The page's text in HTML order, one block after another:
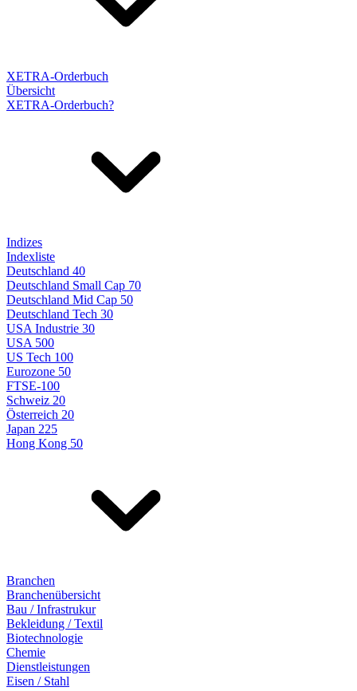
XETRA-Orderbuch
Übersicht
XETRA-Orderbuch?
Indizes
Indexliste
Deutschland 40
Deutschland Small Cap 70
Deutschland Mid Cap 50
Deutschland Tech 30
USA Industrie 30
USA 500
US Tech 100
Eurozone 50
FTSE-100
Schweiz 20
Österreich 20
Japan 225
Hong Kong 50
Branchen
Branchenübersicht
Bau / Infrastrukur
Bekleidung / Textil
Biotechnologie
Chemie
Dienstleistungen
Eisen / Stahl